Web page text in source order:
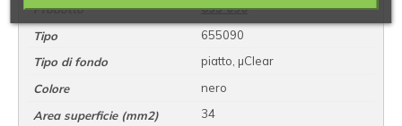
655 090
655090
piatto, µClear
nero
34